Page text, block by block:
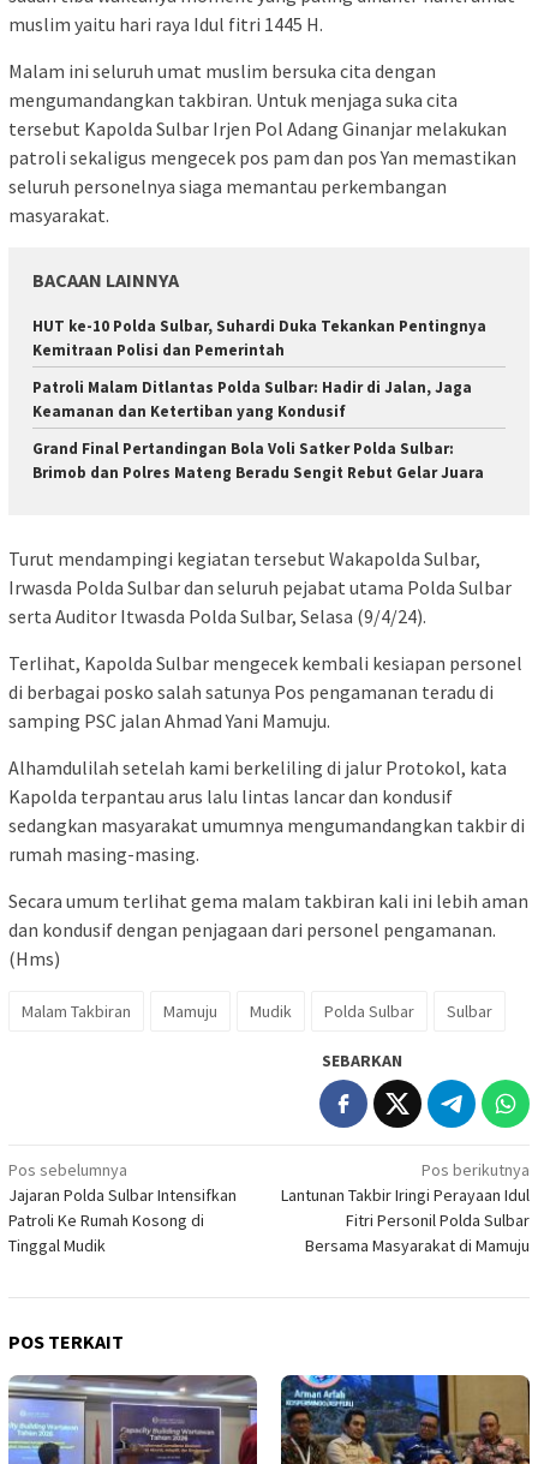
muslim yaitu hari raya Idul fitri 1445 H.
Malam ini seluruh umat muslim bersuka cita dengan
mengumandangkan takbiran. Untuk menjaga suka cita
tersebut Kapolda Sulbar Irjen Pol Adang Ginanjar melakukan
patroli sekaligus mengecek pos pam dan pos Yan memastikan
seluruh personelnya siaga memantau perkembangan
masyarakat.
BACAAN LAINNYA
HUT ke-10 Polda Sulbar, Suhardi Duka Tekankan Pentingnya
Kemitraan Polisi dan Pemerintah
Patroli Malam Ditlantas Polda Sulbar: Hadir di Jalan, Jaga
Keamanan dan Ketertiban yang Kondusif
Grand Final Pertandingan Bola Voli Satker Polda Sulbar:
Brimob dan Polres Mateng Beradu Sengit Rebut Gelar Juara
Turut mendampingi kegiatan tersebut Wakapolda Sulbar,
Irwasda Polda Sulbar dan seluruh pejabat utama Polda Sulbar
serta Auditor Itwasda Polda Sulbar, Selasa (9/4/24).
Terlihat, Kapolda Sulbar mengecek kembali kesiapan personel
di berbagai posko salah satunya Pos pengamanan teradu di
samping PSC jalan Ahmad Yani Mamuju.
Alhamdulilah setelah kami berkeliling di jalur Protokol, kata
Kapolda terpantau arus lalu lintas lancar dan kondusif
sedangkan masyarakat umumnya mengumandangkan takbir di
rumah masing-masing.
Secara umum terlihat gema malam takbiran kali ini lebih aman
dan kondusif dengan penjagaan dari personel pengamanan.
(Hms)
Malam Takbiran Mamuju Mudik Polda Sulbar Sulbar
SEBARKAN
Navigasi
pos
Pos sebelumnya
Jajaran Polda Sulbar Intensifkan
Patroli Ke Rumah Kosong di
Tinggal Mudik
Pos berikutnya
Lantunan Takbir Iringi Perayaan Idul
Fitri Personil Polda Sulbar
Bersama Masyarakat di Mamuju
POS TERKAIT